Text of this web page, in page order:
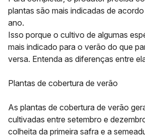
plantas são mais indicadas de
ano.
Isso porque o cultivo de algumas
mais indicado para o verão do que
versa. Entenda as diferenças entre
Plantas de cobertura de verão
As plantas de cobertura de verão
cultivadas entre setembro e
colheita da primeira safra e a